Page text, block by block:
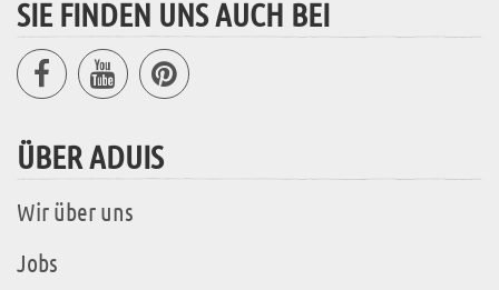
SIE FINDEN UNS AUCH BEI
ÜBER ADUIS
Wir über uns
Jobs